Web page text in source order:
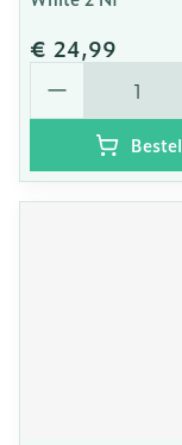
€ 24,99
Aantal
Bestel